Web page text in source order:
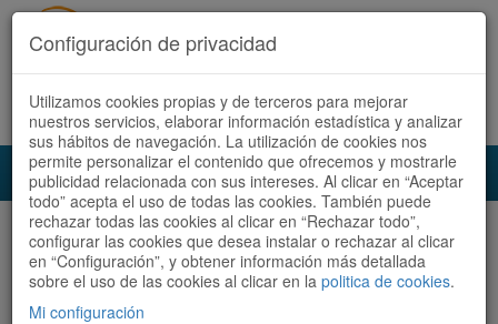
Acceder Registrate ahora Español | Català
Audioruta Todas las rutas
Todas las rutas Ordenar por:Más recientes
Configuración de privacidad
Utilizamos cookies propias y de terceros para mejorar
nuestros servicios, elaborar información estadística y analizar
sus hábitos de navegación. La utilización de cookies nos
permite personalizar el contenido que ofrecemos y mostrarle
publicidad relacionada con sus intereses. Al clicar en “Aceptar
todo” acepta el uso de todas las cookies. También puede
rechazar todas las cookies al clicar en “Rechazar todo”,
configurar las cookies que desea instalar o rechazar al clicar
en “Configuración”, y obtener información más detallada
sobre el uso de las cookies al clicar en la politica de cookies.
Mi configuración